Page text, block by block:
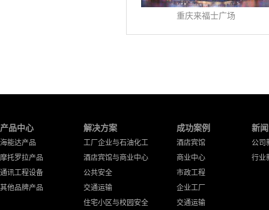
重庆来福士广场
产品中心
海能达产品
摩托罗拉产品
通讯工程设备
其他品牌产品
解决方案
工厂企业与石油化工
酒店宾馆与商业中心
公共安全
交通运输
住宅小区与校园安全
成功案例
酒店宾馆
商业中心
市政工程
企业工厂
交通运输
新
公司
行业